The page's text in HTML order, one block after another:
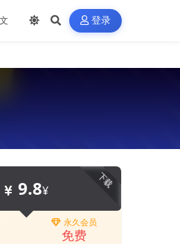
登录
下载
9.8¥
永久会员
免费